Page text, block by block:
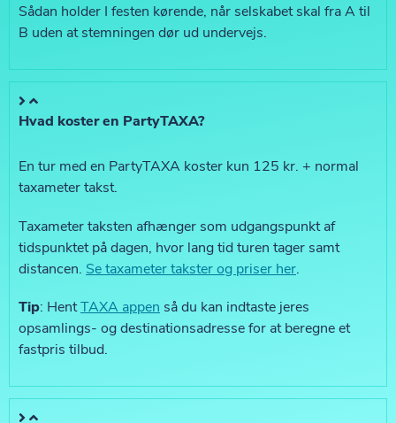
Sådan holder I festen kørende, når selskabet skal fra A til
B uden at stemningen dør ud undervejs.
Hvad koster en PartyTAXA?
En tur med en PartyTAXA koster kun 125 kr. + normal
taxameter takst.
Taxameter taksten afhænger som udgangspunkt af
tidspunktet på dagen, hvor lang tid turen tager samt
distancen. Se taxameter takster og priser her.
Tip: HentTAXA appen så du kan indtaste jeres
opsamlings- og destinationsadresse for at beregne et
fastpris tilbud.